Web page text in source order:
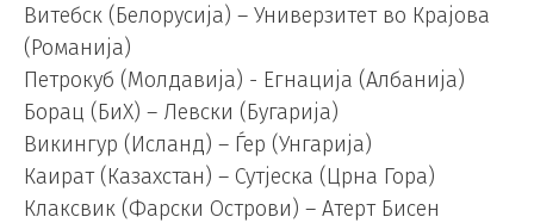
Витебск (Белорусија) – Универзитет во Крајова
(Романија)
Петрокуб (Молдавија) ​​- Егнација (Албанија)
Борац (БиХ) – Левски (Бугарија)
Викингур (Исланд) – Ѓер (Унгарија)
Каират (Казахстан) – Сутјеска (Црна Гора)
Клаксвик (Фарски Острови) – Атерт Бисен